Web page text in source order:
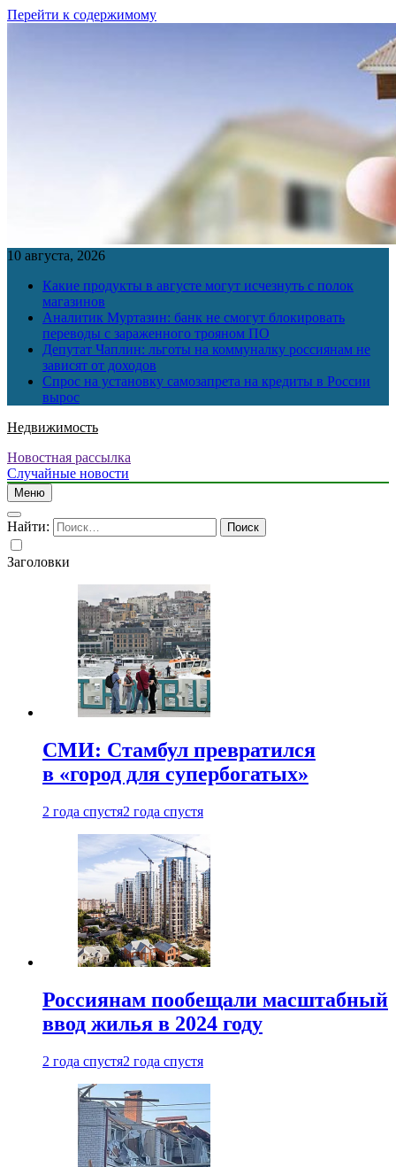
Перейти к содержимому
10 августа, 2026
Какие продукты в августе могут исчезнуть с полок
магазинов
Аналитик Муртазин: банк не смогут блокировать
переводы с зараженного трояном ПО
Депутат Чаплин: льготы на коммуналку россиянам не
зависят от доходов
Спрос на установку самозапрета на кредиты в России
вырос
Недвижимость
Новостная рассылка
Случайные новости
Меню
Найти:
Заголовки
СМИ: Стамбул превратился
в «город для супербогатых»
2 года спустя2 года спустя
Россиянам пообещали масштабный
ввод жилья в 2024 году
2 года спустя2 года спустя